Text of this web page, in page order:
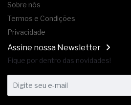
Sobre nós
Termos e Condições
Privacidade
Assine nossa Newsletter
Fique por dentro das novidades!